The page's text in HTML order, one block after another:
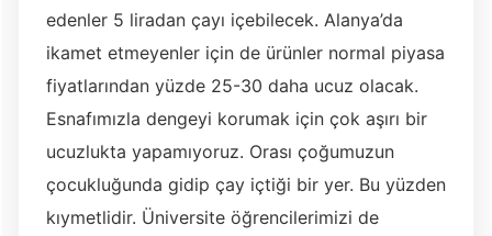
edenler 5 liradan çayı içebilecek. Alanya’da
ikamet etmeyenler için de ürünler normal piyasa
fiyatlarından yüzde 25-30 daha ucuz olacak.
Esnafımızla dengeyi korumak için çok aşırı bir
ucuzlukta yapamıyoruz. Orası çoğumuzun
çocukluğunda gidip çay içtiği bir yer. Bu yüzden
kıymetlidir. Üniversite öğrencilerimizi de